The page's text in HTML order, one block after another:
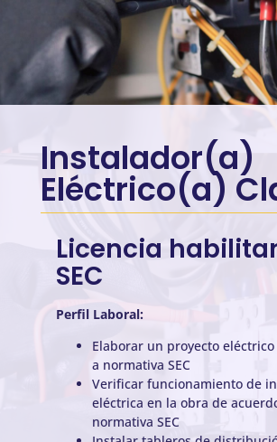
Instalador(a)
Eléctrico(a)
Licencia
SEC
Perfil Laboral:
Elaborar un proyecto
a normativa SEC
Verificar funcionamiento de
eléctrica en la obra de
normativa SEC